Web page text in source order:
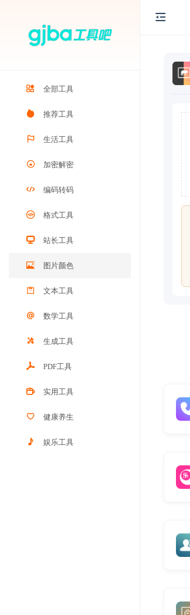
全部工具
推荐工具
生活工具
加密解密
编码转码
格式工具
站长工具
图片颜色
文本工具
数学工具
生成工具
PDF工具
实用工具
健康养生
娱乐工具